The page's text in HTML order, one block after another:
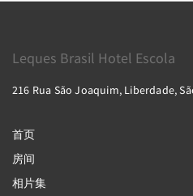
Leques Brasil Hotel Escola
216 Rua São Joaquim, Liberdade,
首页
房间
相片集